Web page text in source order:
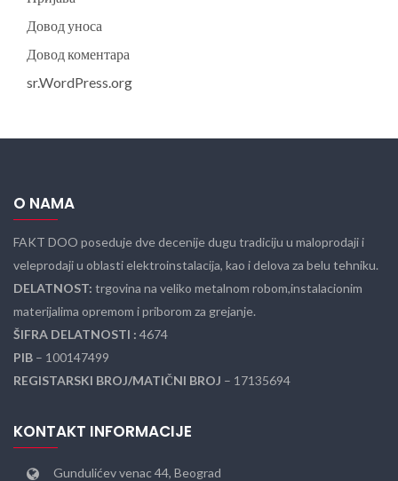
Довод уноса
Довод коментара
sr.WordPress.org
O NAMA
FAKT DOO poseduje dve decenije dugu tradiciju u maloprodaji i
veleprodaji u oblasti elektroinstalacija, kao i delova za belu tehniku.
DELATNOST: trgovina na veliko metalnom robom,instalacionim
materijalima opremom i priborom za grejanje.
ŠIFRA DELATNOSTI : 4674
PIB – 100147499
REGISTARSKI BROJ/MATIČNI BROJ – 17135694
KONTAKT INFORMACIJE
Gundulićev venac 44, Beograd